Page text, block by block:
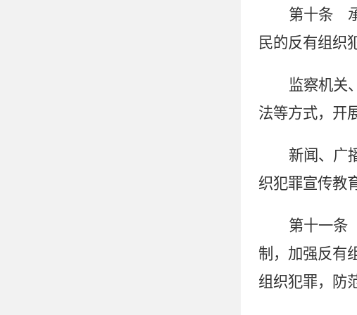
第十条承
民的反有组织
监察机关
法等方式，开
新闻、广
织犯罪宣传教
第十一条
制，加强反有
组织犯罪，防